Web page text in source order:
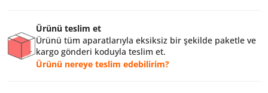
Ürünü teslim et
Ürünü tüm aparatlarıyla eksiksiz bir şekilde paketle ve
kargo gönderi koduyla teslim et.
Ürünü nereye teslim edebilirim?